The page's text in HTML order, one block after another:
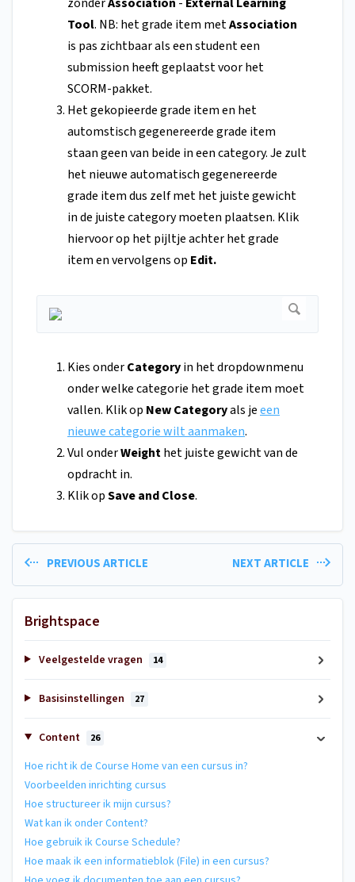
Tool. NB: het grade item metAssociation
is pas zichtbaar als een student een
submission heeft geplaatst voor het
SCORM-pakket.
Het gekopieerde grade item en het
automstisch gegenereerde grade item
staan geen van beide in een category. Je zult
het nieuwe automatisch gegenereerde
grade item dus zelf met het juiste gewicht
in de juiste category moeten plaatsen. Klik
hiervoor op het pijltje achter het grade
item en vervolgens op Edit.
Kies onderCategoryin het dropdownmenu
onder welke categorie het grade item moet
vallen. Klik op New Categoryals jeeen
nieuwe categorie wilt aanmaken.
Vul onderWeighthet juiste gewicht van de
opdracht in.
Klik opSave and Close.
PREVIOUS ARTICLE NEXT ARTICLE
Brightspace
Veelgestelde vragen 14
Basisinstellingen 27
Content 26
Hoe richt ik de Course Home van een cursus in?
Voorbeelden inrichting cursus
Hoe structureer ik mijn cursus?
Wat kan ik onder Content?
Hoe gebruik ik Course Schedule?
Hoe maak ik een informatieblok (File) in een cursus?